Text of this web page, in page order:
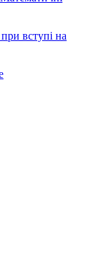
вступі на